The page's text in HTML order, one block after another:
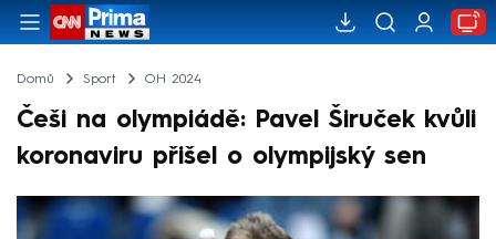
Domů Sport OH 2024
Češi na olympiádě: Pavel Širuček kvůli
koronaviru přišel o olympijský sen